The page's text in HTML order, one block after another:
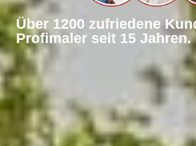
Über 1200 zufriedene
Profimaler seit 15 Jahren.